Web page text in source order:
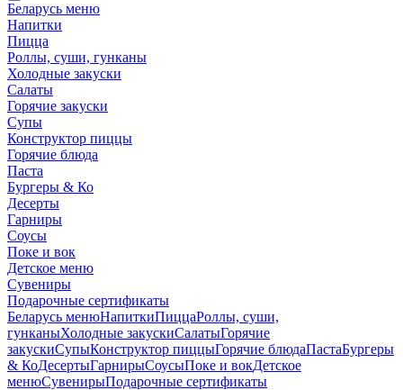
Беларусь меню
Напитки
Пицца
Роллы, суши, гунканы
Холодные закуски
Салаты
Горячие закуски
Супы
Конструктор пиццы
Горячие блюда
Паста
Бургеры & Ко
Десерты
Гарниры
Соусы
Поке и вок
Детское меню
Сувениры
Подарочные сертификаты
Беларусь менюНапиткиПиццаРоллы, суши,
гунканыХолодные закускиСалатыГорячие
закускиСупыКонструктор пиццыГорячие блюдаПастаБургеры
& КоДесертыГарнирыСоусыПоке и вокДетское
менюСувенирыПодарочные сертификаты